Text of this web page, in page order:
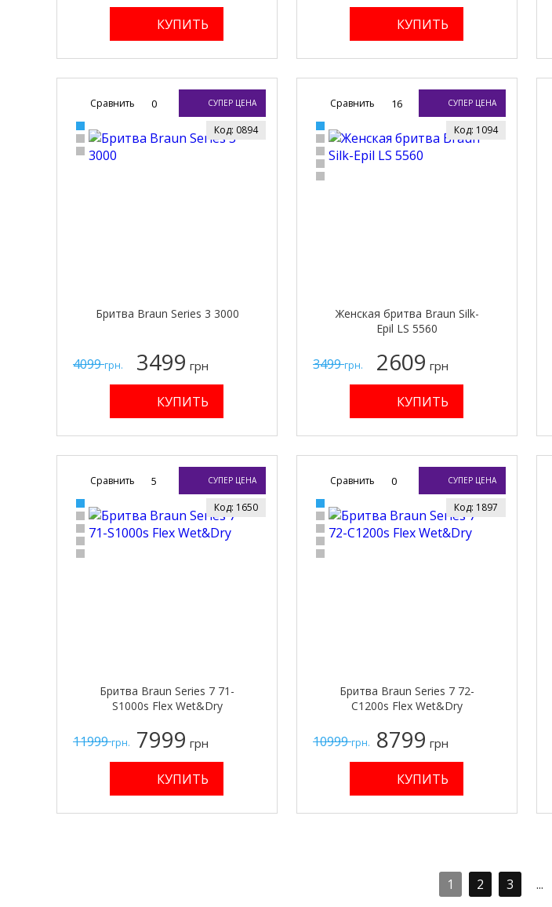
0 СУПЕР ЦЕНА
Сравнить
4099грн.
Бритва Braun Series 3 3000
Код: 0894
3499 грн
16 СУПЕР ЦЕНА
Сравнить
3499грн.
Женская бритва Braun Silk-
Epil LS 5560
Код: 1094
2609 грн
5 СУПЕР ЦЕНА
Сравнить
11999грн.
Бритва Braun Series 7 71-
S1000s Flex Wet&Dry
Код: 1650
7999 грн
0 СУПЕР ЦЕНА
Сравнить
10999грн.
Бритва Braun Series 7 72-
C1200s Flex Wet&Dry
Код: 1897
8799 грн
1 2 3 ...